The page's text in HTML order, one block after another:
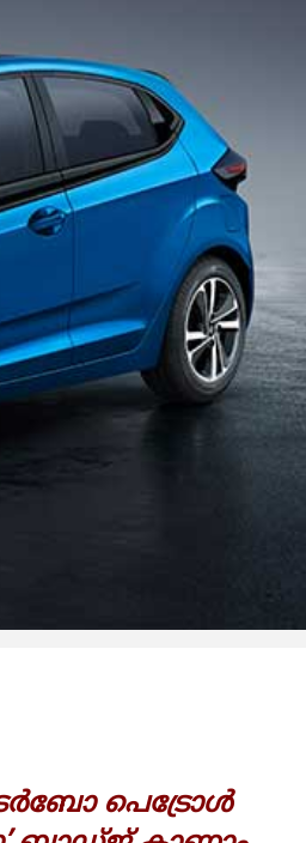
പെട്രോൾ